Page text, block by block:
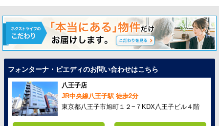
フォンターナ・ピエディのお問い合わせはこちら
八王子店
JR中央線八王子駅 徒歩2分
東京都八王子市旭町１２−７KDX八王子ビル４階